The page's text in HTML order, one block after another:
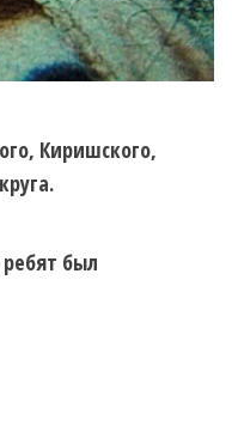
Киришского,
был